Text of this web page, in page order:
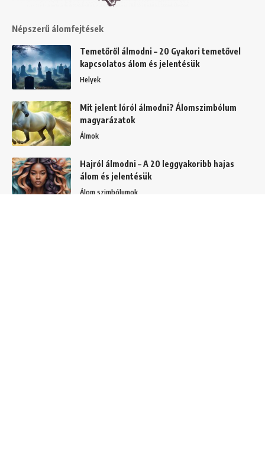
Népszerű álomfejtések
Temetőről álmodni – 20 Gyakori temetővel
kapcsolatos álom és jelentésük
Helyek
Mit jelent lóról álmodni? Álomszimbólum
magyarázatok
Álmok
Hajról álmodni – A 20 leggyakoribb hajas
álom és jelentésük
Álom szimbólumok